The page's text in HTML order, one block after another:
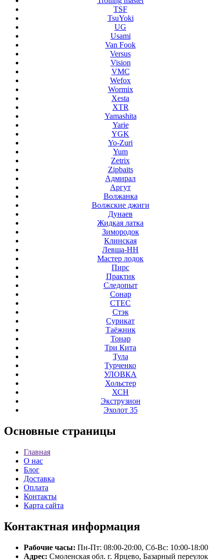
TSF
TsuYoki
UG
Usami
Van Fook
Versus
Vision
VMC
Wefox
Wormix
Xesta
XTR
Yamashita
Yarie
YGK
Yo-Zuri
Yum
Zetrix
Zipbaits
Адмирал
Аргут
Волжанка
Волжские джиги
Дунаев
Жидкая латка
Зимородок
Клинская
Левша-НН
Мастер лодок
Пирс
Практик
Следопыт
Сонар
СТЕС
Стэк
Сурикат
Таёжник
Тонар
Три Кита
Тула
Турченко
УЛОВКА
Хольстер
ХСН
Экструзион
Эхолот 35
Основные страницы
Главная
О нас
Блог
Доставка
Оплата
Контакты
Карта сайта
Контактная информация
Рабочие часы: Пн-Пт: 08:00-20:00, Сб-Вс: 10:00-18:00
Адрес: Смоленская обл. г. Ярцево, Базарный переулок